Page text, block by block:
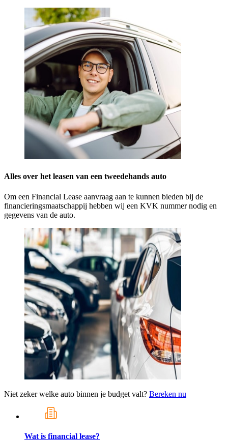
Alles over het leasen van een tweedehands auto
Om een Financial Lease aanvraag aan te kunnen bieden bij de
financieringsmaatschappij hebben wij een KVK nummer nodig en
gegevens van de auto.
Niet zeker welke auto binnen je budget valt? Bereken nu
Wat is financial lease?